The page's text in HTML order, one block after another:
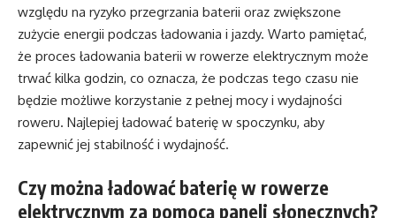
względu na ryzyko przegrzania baterii oraz zwiększone
zużycie energii podczas ładowania i jazdy. Warto pamiętać,
że proces ładowania baterii w rowerze elektrycznym może
trwać kilka godzin, co oznacza, że podczas tego czasu nie
będzie możliwe korzystanie z pełnej mocy i wydajności
roweru. Najlepiej ładować baterię w spoczynku, aby
zapewnić jej stabilność i wydajność.
Czy można ładować baterię w rowerze
elektrycznym za pomocą paneli słonecznych?